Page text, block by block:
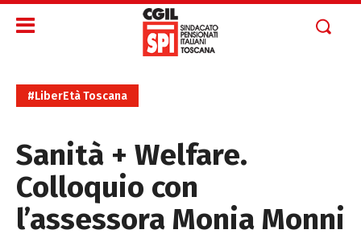
#LiberEtà Toscana
Sanità + Welfare.
Colloquio con
l’assessora Monia Monni